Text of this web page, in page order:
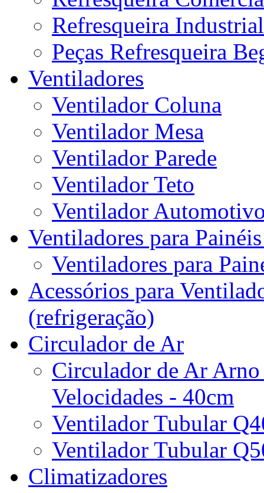
Refresqueira Industrial
Peças Refresqueira
Ventiladores
Ventilador Coluna
Ventilador Mesa
Ventilador Parede
Ventilador Teto
Ventilador
Ventiladores para
Ventiladores para
Acessórios para
(refrigeração)
Circulador de Ar
Circulador de Ar
Velocidades - 40cm
Ventilador Tubular
Ventilador Tubular
Climatizadores